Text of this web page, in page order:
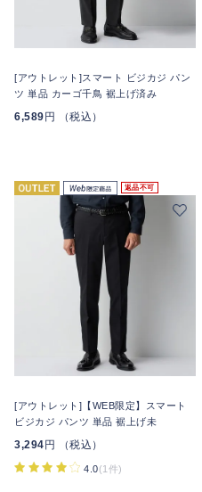
[アウトレット]スマート ビジカジ パン
ツ 単品 カーゴ千鳥 裾上げ済み
6,589円 （税込）
返品不可
[アウトレット]【WEB限定】スマート
ビジカジ パンツ 単品 裾上げ未
3,294 円 （税込）
4.0(1件)